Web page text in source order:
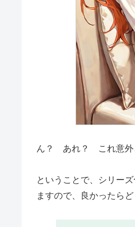
ん？ あれ？ これ意外
ということで、シリー
ますので、良かったらど